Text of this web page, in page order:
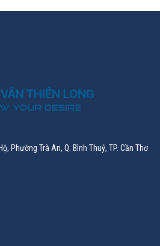
Phường Trà An, Q. Bình Thuỷ, TP. Cần Thơ